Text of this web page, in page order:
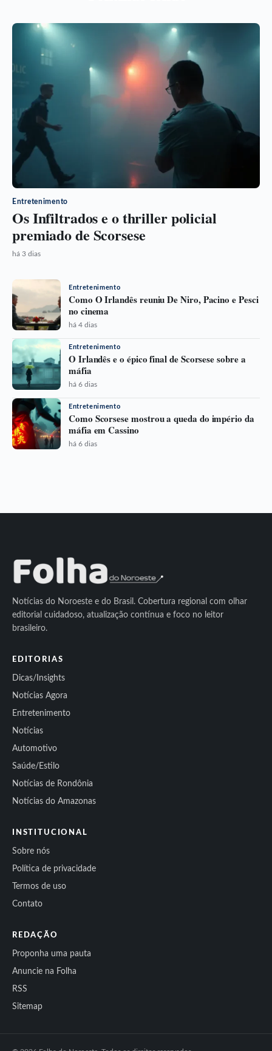
Entretenimento
Os Infiltrados e o thriller policial
premiado de Scorsese
há 3 dias
Entretenimento
Como O Irlandês reuniu De Niro, Pacino e Pesci
no cinema
há 4 dias
Entretenimento
O Irlandês e o épico final de Scorsese sobre a
máfia
há 6 dias
Entretenimento
Como Scorsese mostrou a queda do império da
máfia em Cassino
há 6 dias
Notícias do Noroeste e do Brasil. Cobertura regional com olhar
editorial cuidadoso, atualização contínua e foco no leitor
brasileiro.
EDITORIAS
Dicas/Insights
Notícias Agora
Entretenimento
Notícias
Automotivo
Saúde/Estilo
Notícias de Rondônia
Notícias do Amazonas
INSTITUCIONAL
Sobre nós
Política de privacidade
Termos de uso
Contato
REDAÇÃO
Proponha uma pauta
Anuncie na Folha
RSS
Sitemap